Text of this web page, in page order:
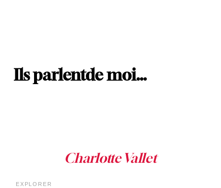
Ils parlentde moi…
EXPLORER